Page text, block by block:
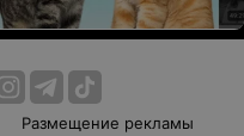
Размещение рекламы